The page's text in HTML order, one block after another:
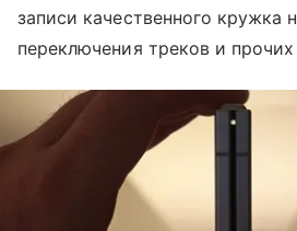
записи качественного кружка
переключения треков и